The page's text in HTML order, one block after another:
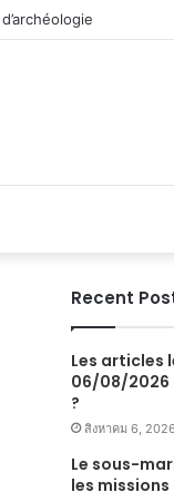
Recent
Les articles
06/08/2026
?
สิงหาคม 6, 2026
Le sous-
les